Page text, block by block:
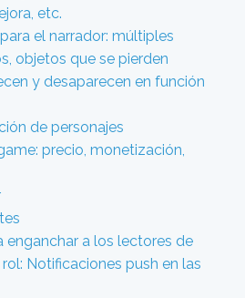
etc.
el narrador: múltiples
objetos que se pierden
y desaparecen en función
de personajes
precio, monetización,
enganchar a los lectores de
Notificaciones push en las